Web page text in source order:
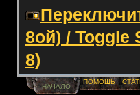
8ой) / Toggle
8)
НАЧАЛО
ПОМОЩЬ